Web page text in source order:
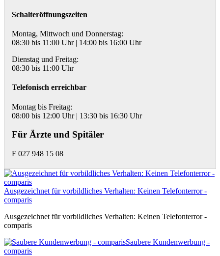
Schalteröffnungszeiten
Montag, Mittwoch und Donnerstag:
08:30 bis 11:00 Uhr | 14:00 bis 16:00 Uhr
Dienstag und Freitag:
08:30 bis 11:00 Uhr
Telefonisch erreichbar
Montag bis Freitag:
08:00 bis 12:00 Uhr | 13:30 bis 16:30 Uhr
Für Ärzte und Spitäler
F 027 948 15 08
Ausgezeichnet für vorbildliches Verhalten: Keinen Telefonterror -
comparis
Ausgezeichnet für vorbildliches Verhalten: Keinen Telefonterror -
comparis
Saubere Kundenwerbung -
comparis